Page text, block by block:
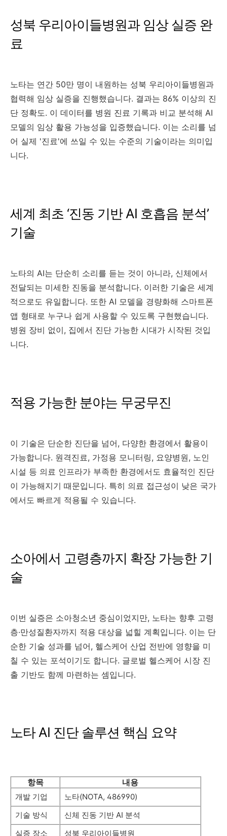
성북 우리아이들병원과 임상 실증 완
료
노타는 연간 50만 명이 내원하는 성북 우리아이들병원과
협력해 임상 실증을 진행했습니다. 결과는 86% 이상의 진
단 정확도. 이 데이터를 병원 진료 기록과 비교 분석해 AI
모델의 임상 활용 가능성을 입증했습니다. 이는 소리를 넘
어 실제 '진료'에 쓰일 수 있는 수준의 기술이라는 의미입
니다.
세계 최초 ‘진동 기반 AI 호흡음 분석’
기술
노타의 AI는 단순히 소리를 듣는 것이 아니라, 신체에서
전달되는 미세한 진동을 분석합니다. 이러한 기술은 세계
적으로도 유일합니다. 또한 AI 모델을 경량화해 스마트폰
앱 형태로 누구나 쉽게 사용할 수 있도록 구현했습니다.
병원 장비 없이, 집에서 진단 가능한 시대가 시작된 것입
니다.
적용 가능한 분야는 무궁무진
이 기술은 단순한 진단을 넘어, 다양한 환경에서 활용이
가능합니다. 원격진료, 가정용 모니터링, 요양병원, 노인
시설 등 의료 인프라가 부족한 환경에서도 효율적인 진단
이 가능해지기 때문입니다. 특히 의료 접근성이 낮은 국가
에서도 빠르게 적용될 수 있습니다.
소아에서 고령층까지 확장 가능한 기
술
이번 실증은 소아청소년 중심이었지만, 노타는 향후 고령
층·만성질환자까지 적용 대상을 넓힐 계획입니다. 이는 단
순한 기술 성과를 넘어, 헬스케어 산업 전반에 영향을 미
칠 수 있는 포석이기도 합니다. 글로벌 헬스케어 시장 진
출 기반도 함께 마련하는 셈입니다.
노타 AI 진단 솔루션 핵심 요약
항목 내용
개발 기업
노타(NOTA, 486990)
기술 방식
신체 진동 기반 AI 분석
실증 장소
성북 우리아이들병원